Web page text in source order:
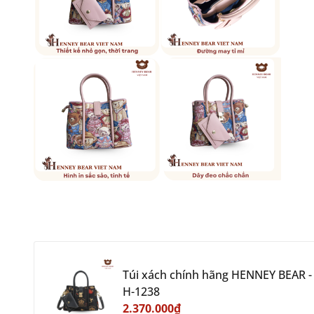
Túi xách chính hãng HENNEY BEAR -
H-1238
2.370.000₫